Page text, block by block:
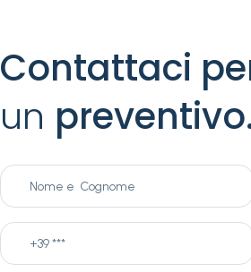
Contattaci
un